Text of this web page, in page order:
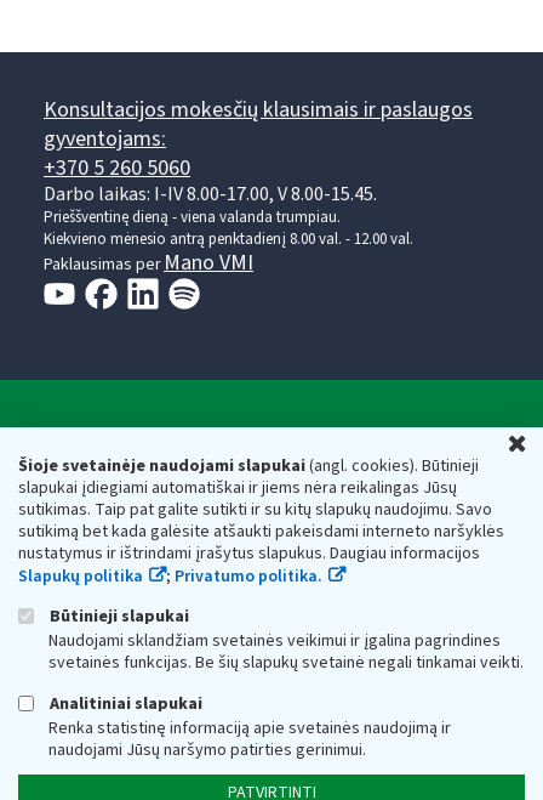
Šioje svetainėje naudojami slapukai(angl. cookies). Būtinieji
slapukai įdiegiami automatiškai ir jiems nėra reikalingas Jūsų
sutikimas. Taip pat galite sutikti ir su kitų slapukų naudojimu. Savo
sutikimą bet kada galėsite atšaukti pakeisdami interneto naršyklės
nustatymus ir ištrindami įrašytus slapukus. Daugiau informacijos
Slapukų politika
; Privatumo politika.
Būtinieji slapukai
Naudojami sklandžiam svetainės veikimui ir įgalina pagrindines
svetainės funkcijas. Be šių slapukų svetainė negali tinkamai veikti.
Analitiniai slapukai
Renka statistinę informaciją apie svetainės naudojimą ir
naudojami Jūsų naršymo patirties gerinimui.
PATVIRTINTI
Konsultacijos mokesčių klausimais ir paslaugos
gyventojams:
+370 5 260 5060
Darbo laikas: I-IV 8.00-17.00, V 8.00-15.45.
Prieššventinę dieną - viena valanda trumpiau.
Kiekvieno mėnesio antrą penktadienį 8.00 val. - 12.00 val.
Paklausimas perMano VMI
Valstybinė mokesčių inspekcija prie Lietuvos
Respublikos finansų ministerijos
Biudžetinė įstaiga. Juridinio asmens kodas — 188659752,
adresas: Vasario 16-osios g. 14, 01107 Vilnius, Lietuva, el.paštas:
vmi@vmi.lt , E. pristatymo dėžutės adresas 188659752
Duomenys apie Valstybinę mokesčių inspekciją prie Lietuvos
Respublikos finansų ministerijos kaupiami ir saugomi Juridinių